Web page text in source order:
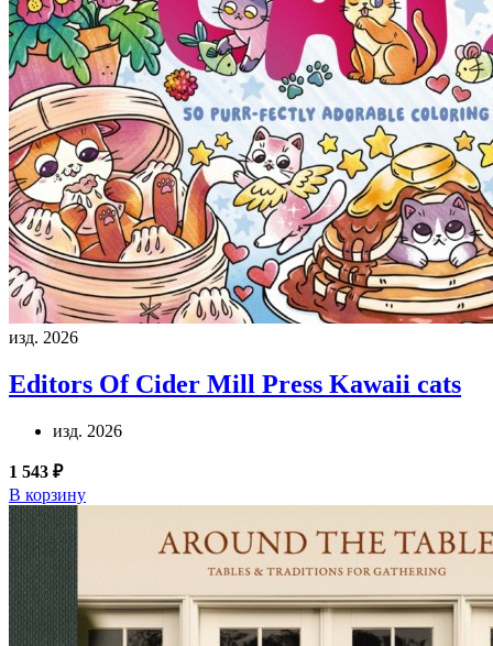
изд. 2026
Editors Of Cider Mill Press Kawaii cats
изд. 2026
1 543 ₽
В корзину